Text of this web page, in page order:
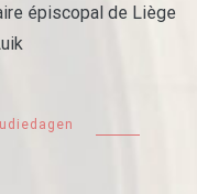
épiscopal de Liège